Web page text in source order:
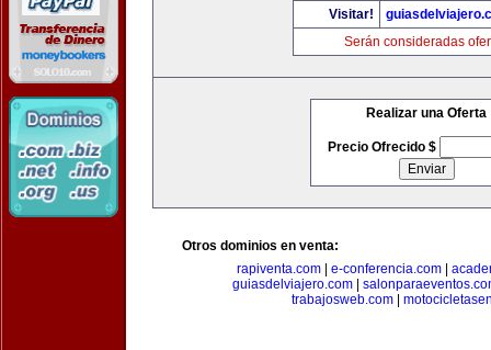
Visitar!
Serán consideradas
Realizar una Oferta
Precio Ofrecido $
Otros dominios en venta:
rapiventa.com| e-conferencia.com|
guiasdelviajero.com|
trabajosweb.com